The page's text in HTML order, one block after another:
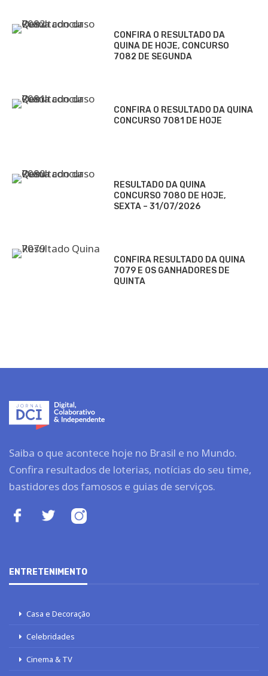
CONFIRA O RESULTADO DA
QUINA DE HOJE, CONCURSO
7082 DE SEGUNDA
CONFIRA O RESULTADO DA QUINA
CONCURSO 7081 DE HOJE
RESULTADO DA QUINA
CONCURSO 7080 DE HOJE,
SEXTA – 31/07/2026
CONFIRA RESULTADO DA QUINA
7079 E OS GANHADORES DE
QUINTA
Saiba o que acontece hoje no Brasil e no Mundo.
Confira resultados de loterias, notícias do seu time,
bastidores dos famosos e guias de serviços.
ENTRETENIMENTO
Casa e Decoração
Celebridades
Cinema & TV